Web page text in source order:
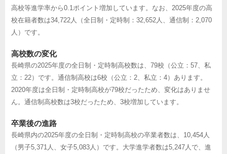
高校等進学率から0.1ポイント増加しています。なお、2025年度の高
校在籍者数は34,722人（全日制・定時制：32,652人、通信制：2,070
人）です。
高校数の変化
長崎県の2025年度の全日制・定時制高校数は、79校（公立：57、私
立：22）です。通信制高校は6校（公立：2、私立：4）あります。
2020年度は全日制・定時制高校が79校だったため、変化はありませ
ん。通信制高校数は3校だったため、3校増加しています。
卒業後の進路
長崎県内の2025年度の全日制・定時制高校の卒業者数は、10,454人
（男子5,371人、女子5,083人）です。大学進学者数は5,247人で、進